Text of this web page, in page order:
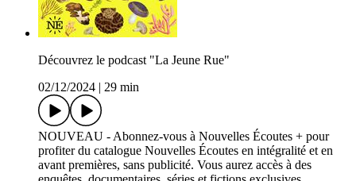
Découvrez le podcast "La Jeune Rue"
02/12/2024
29 min
NOUVEAU - Abonnez-vous à Nouvelles Écoutes + pour
profiter du catalogue Nouvelles Écoutes en intégralité et en
avant premières, sans publicité. Vous aurez accès à des